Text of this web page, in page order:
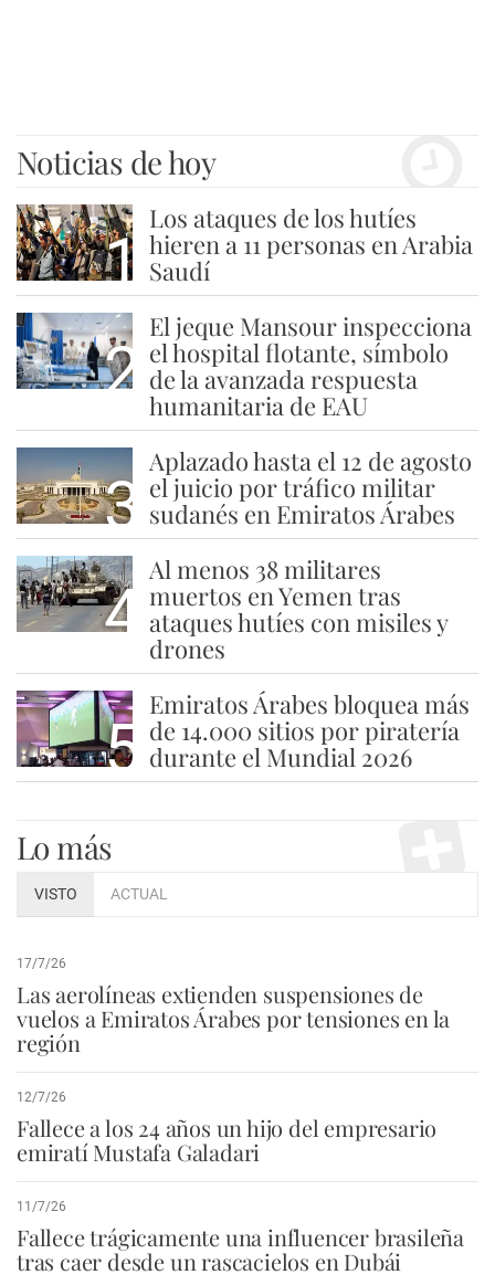
Noticias de hoy
1
Los ataques de los hutíes
hieren a 11 personas en Arabia
Saudí
2
El jeque Mansour inspecciona
el hospital flotante, símbolo
de la avanzada respuesta
humanitaria de EAU
3
Aplazado hasta el 12 de agosto
el juicio por tráfico militar
sudanés en Emiratos Árabes
4
Al menos 38 militares
muertos en Yemen tras
ataques hutíes con misiles y
drones
5
Emiratos Árabes bloquea más
de 14.000 sitios por piratería
durante el Mundial 2026
Lo más
VISTO ACTUAL
17/7/26
Las aerolíneas extienden suspensiones de
vuelos a Emiratos Árabes por tensiones en la
región
12/7/26
Fallece a los 24 años un hijo del empresario
emiratí Mustafa Galadari
11/7/26
Fallece trágicamente una influencer brasileña
tras caer desde un rascacielos en Dubái